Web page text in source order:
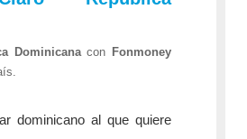
Dominicanacon Fonmoney
dominicano al que quiere